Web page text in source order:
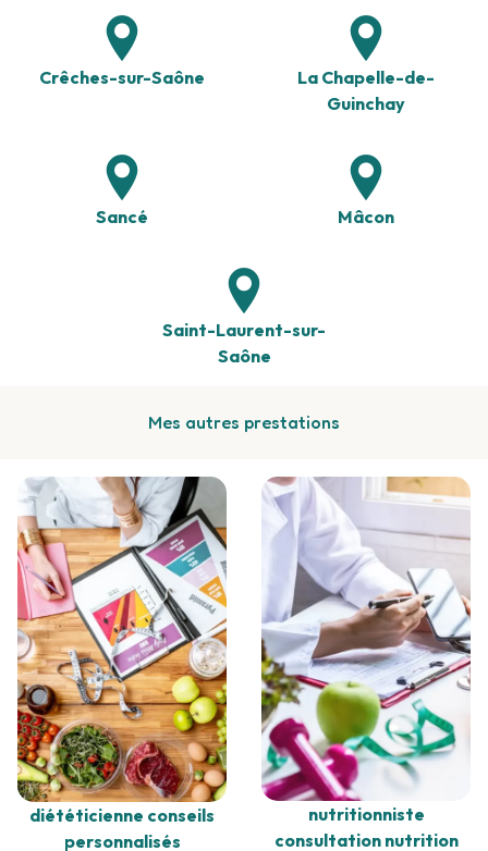
Crêches-sur-Saône
La Chapelle-de-
Guinchay
Sancé Mâcon
Saint-Laurent-sur-
Saône
Mes autres prestations
diététicienne conseils
personnalisés
nutritionniste
consultation nutrition